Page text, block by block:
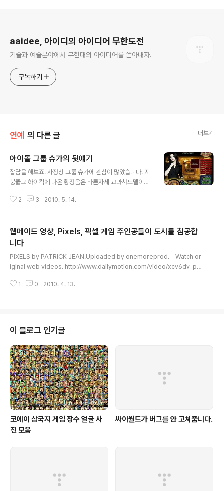
aaidee, 아이디의 아이디어 무한도전
기술과 예술분야에서 무한대의 아이디어를 쏟아내자.
구독하기
연예 의 다른 글 더보기
아이돌 그룹 슈가의 뒷얘기
잡담을 해보죠. 사정상 그룹 슈가에 관심이 많았습니다. 지
붕뚫고 하이킥에 나온 황정음은 바른자세 교과서모델이었
단 간부였다네요. 수진 사진은 북한 인터넷 카지노 홈페이
om)'을 통해 최근 개발했다고 밝힌 온라인 보드게임 '블랙
잭' 게임 메임화면에 등장한 여성은 이전 남한 여성그룹 '슈
소녀시대 써니 아빠입니다. 라커였다고 하네요. 아유미 일
본 앨범에 I.D란 노래가 있는데 제 다른 아이디랑 같아서 기
억납니다. ㅎㅎ 작곡가 황성제씨 얘기로는 아유미가 이미
2 3 2010. 5. 14.
웹메이드 영상, Pixels, 픽셀 게임 주인공들이 도시를 침공합
니다
PIXELS by PATRICK JEAN.Uploaded by onemoreprod. - Watch or
iginal web videos. http://www.dailymotion.com/video/xcv6dv_pix
com/ 픽셀로 대체되는 아이디어는 예전에도 여러번 등장했습니다. 신스 배경
1 0 2010. 4. 13.
이 블로그 인기글
코에이 삼국지 게임 장수 얼굴 사
진 모음
싸이월드가 버그를 안 고쳐줍니다.